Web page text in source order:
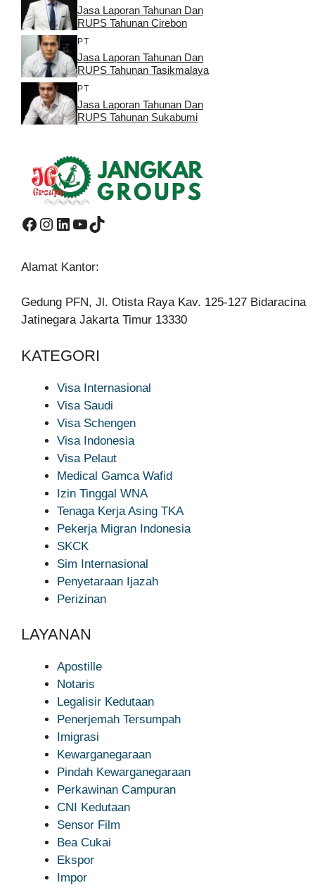
Jasa Laporan Tahunan Dan
RUPS Tahunan Cirebon
PT
Jasa Laporan Tahunan Dan
RUPS Tahunan Tasikmalaya
PT
Jasa Laporan Tahunan Dan
RUPS Tahunan Sukabumi
Facebook
Instagram
LinkedIn
YouTube
TikTok
Alamat Kantor:
Gedung PFN, Jl. Otista Raya Kav. 125-127 Bidaracina
Jatinegara Jakarta Timur 13330
KATEGORI
Visa Internasional
Visa Saudi
Visa Schengen
Visa Indonesia
Visa Pelaut
Medical Gamca Wafid
Izin Tinggal WNA
Tenaga Kerja Asing TKA
Pekerja Migran Indonesia
SKCK
Sim Internasional
Penyetaraan Ijazah
Perizinan
LAYANAN
Apostille
Notaris
Legalisir Kedutaan
Penerjemah Tersumpah
Imigrasi
Kewarganegaraan
Pindah Kewarganegaraan
Perkawinan Campuran
CNI Kedutaan
Sensor Film
Bea Cukai
Ekspor
Impor